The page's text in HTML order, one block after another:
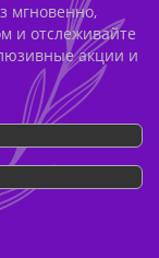
мгновенно,
и отслеживайте
акции и